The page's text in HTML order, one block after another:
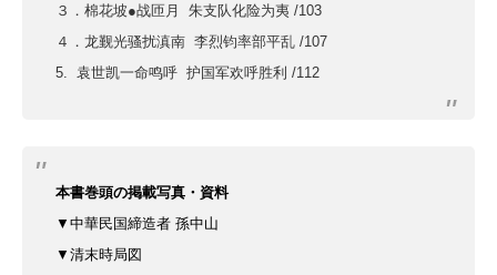
３．棉花坡●战匝月 朱支队化险为夷 /103
４．龙觐光骚扰滇南 李烈钧率部平乱 /107
5. 袁世凯一命鸣呼 护国军欢呼胜利 /112
本書巻頭の掲載写真・資料
▼中華民国締造者 孫中山
▼清末時局図